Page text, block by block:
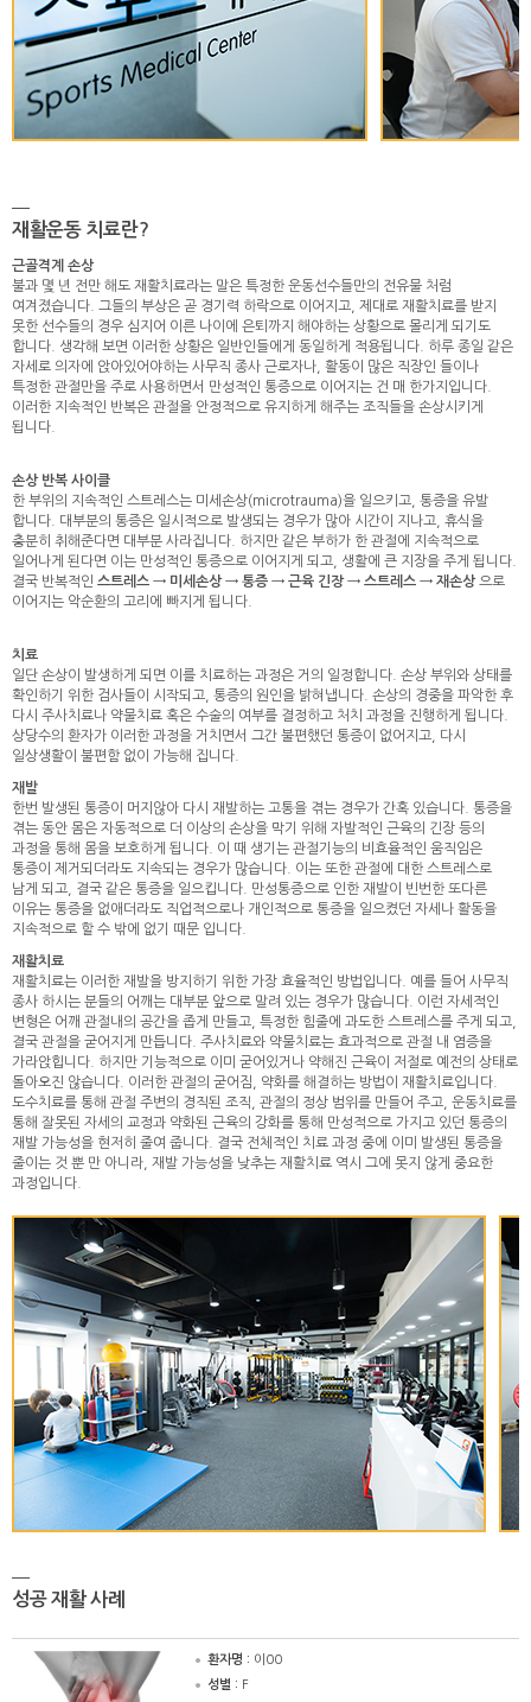
재활운동 치료란?
근골격계 손상
불과 몇 년 전만 해도 재활치료라는 말은 특정한 운동선수들만의 전유물 처럼
여겨졌습니다. 그들의 부상은 곧 경기력 하락으로 이어지고, 제대로 재활치료를 받지
못한 선수들의 경우 심지어 이른 나이에 은퇴까지 해야하는 상황으로 몰리게 되기도
합니다. 생각해 보면 이러한 상황은 일반인들에게 동일하게 적용됩니다. 하루 종일 같은
자세로 의자에 앉아있어야하는 사무직 종사 근로자나, 활동이 많은 직장인 들이나
특정한 관절만을 주로 사용하면서 만성적인 통증으로 이어지는 건 매 한가지입니다.
이러한 지속적인 반복은 관절을 안정적으로 유지하게 해주는 조직들을 손상시키게
됩니다.
손상 반복 사이클
한 부위의 지속적인 스트레스는 미세손상(microtrauma)을 일으키고, 통증을 유발
합니다. 대부분의 통증은 일시적으로 발생되는 경우가 많아 시간이 지나고, 휴식을
충분히 취해준다면 대부분 사라집니다. 하지만 같은 부하가 한 관절에 지속적으로
일어나게 된다면 이는 만성적인 통증으로 이어지게 되고, 생활에 큰 지장을 주게 됩니다.
결국 반복적인 스트레스 → 미세손상 → 통증 → 근육 긴장 → 스트레스 → 재손상으로
이어지는 악순환의 고리에 빠지게 됩니다.
치료
일단 손상이 발생하게 되면 이를 치료하는 과정은 거의 일정합니다. 손상 부위와 상태를
확인하기 위한 검사들이 시작되고, 통증의 원인을 밝혀냅니다. 손상의 경중을 파악한 후
다시 주사치료나 약물치료 혹은 수술의 여부를 결정하고 처치 과정을 진행하게 됩니다.
상당수의 환자가 이러한 과정을 거치면서 그간 불편했던 통증이 없어지고, 다시
일상생활이 불편함 없이 가능해 집니다.
재발
한번 발생된 통증이 머지않아 다시 재발하는 고통을 겪는 경우가 간혹 있습니다. 통증을
겪는 동안 몸은 자동적으로 더 이상의 손상을 막기 위해 자발적인 근육의 긴장 등의
과정을 통해 몸을 보호하게 됩니다. 이 때 생기는 관절기능의 비효율적인 움직임은
통증이 제거되더라도 지속되는 경우가 많습니다. 이는 또한 관절에 대한 스트레스로
남게 되고, 결국 같은 통증을 일으킵니다. 만성통증으로 인한 재발이 빈번한 또다른
이유는 통증을 없애더라도 직업적으로나 개인적으로 통증을 일으켰던 자세나 활동을
지속적으로 할 수 밖에 없기 때문 입니다.
재활치료
재활치료는 이러한 재발을 방지하기 위한 가장 효율적인 방법입니다. 예를 들어 사무직
종사 하시는 분들의 어깨는 대부분 앞으로 말려 있는 경우가 많습니다. 이런 자세적인
변형은 어깨 관절내의 공간을 좁게 만들고, 특정한 힘줄에 과도한 스트레스를 주게 되고,
결국 관절을 굳어지게 만듭니다. 주사치료와 약물치료는 효과적으로 관절 내 염증을
가라앉힙니다. 하지만 기능적으로 이미 굳어있거나 약해진 근육이 저절로 예전의 상태로
돌아오진 않습니다. 이러한 관절의 굳어짐, 약화를 해결하는 방법이 재활치료입니다.
도수치료를 통해 관절 주변의 경직된 조직, 관절의 정상 범위를 만들어 주고, 운동치료를
통해 잘못된 자세의 교정과 약화된 근육의 강화를 통해 만성적으로 가지고 있던 통증의
재발 가능성을 현저히 줄여 줍니다. 결국 전체적인 치료 과정 중에 이미 발생된 통증을
줄이는 것 뿐 만 아니라, 재발 가능성을 낮추는 재활치료 역시 그에 못지 않게 중요한
과정입니다.
성공 재활 사례
환자명 : 이00
성별 : F